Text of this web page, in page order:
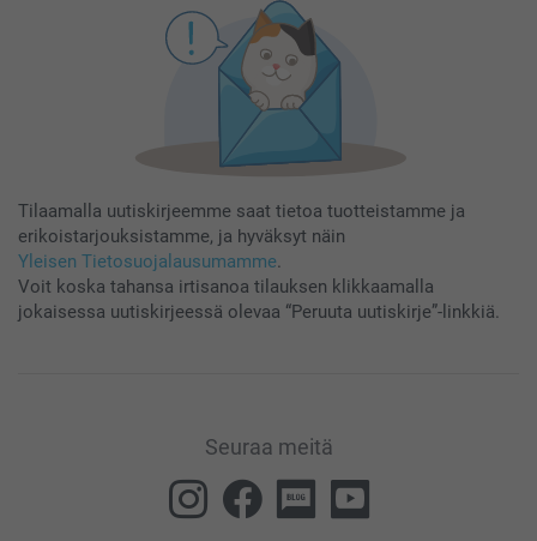
Tilaamalla uutiskirjeemme saat tietoa tuotteistamme ja
erikoistarjouksistamme, ja hyväksyt näin
Yleisen Tietosuojalausumamme.
Voit koska tahansa irtisanoa tilauksen klikkaamalla
jokaisessa uutiskirjeessä olevaa “Peruuta uutiskirje”-linkkiä.
Seuraa meitä